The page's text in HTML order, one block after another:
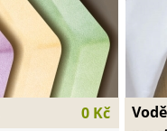
0 Kč